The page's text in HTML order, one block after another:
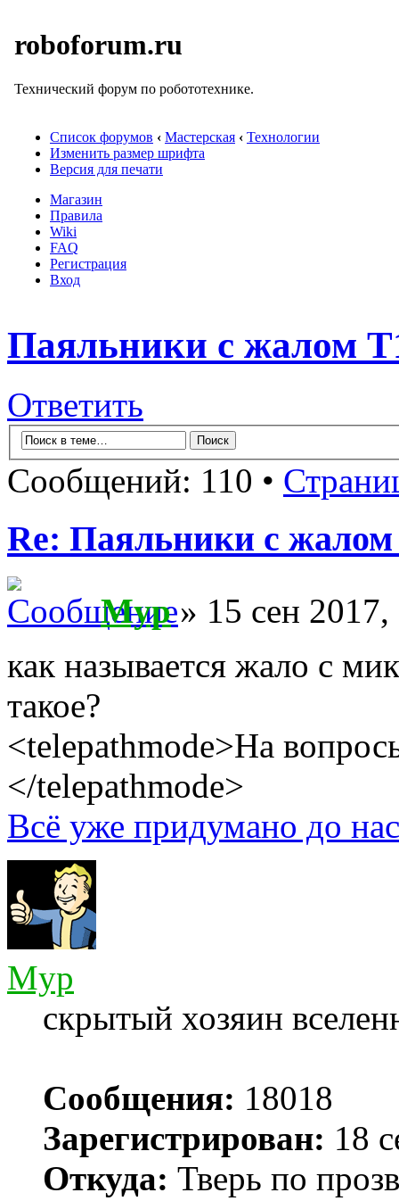
roboforum.ru
Технический форум по робототехнике.
Список форумов ‹ Мастерская ‹ Технологии
Изменить размер шрифта
Версия для печати
Магазин
Правила
Wiki
FAQ
Регистрация
Вход
Паяльники с жалом
Ответить
Сообщений: 110 •
Re: Паяльники с жалом
Myp» 15 сен 2017,
как называется жало с
такое?
<telepathmode>На
</telepathmode>
Всё уже придумано до
Myp
скрытый хозяин
Сообщения: 18018
Зарегистрирован: 18
Откуда: Тверь по